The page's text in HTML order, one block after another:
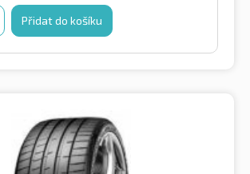
Přidat do košíku